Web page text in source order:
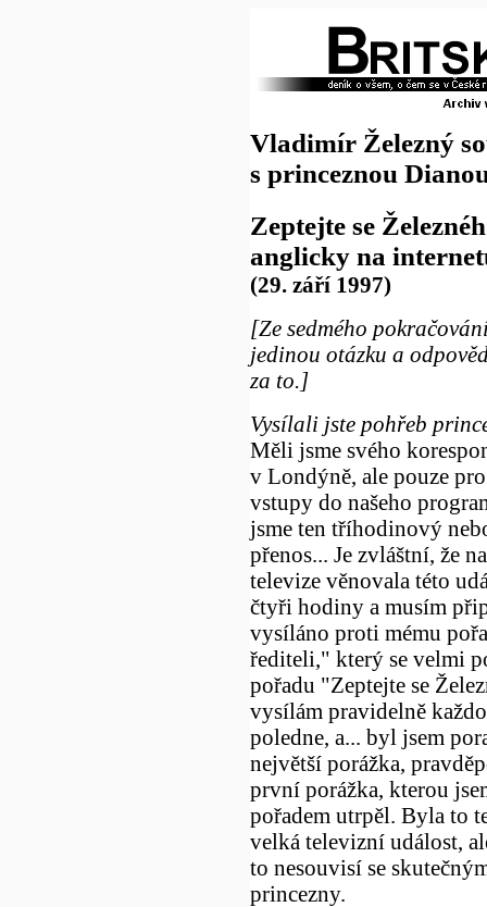
Vladimír Železný
s princeznou
Zeptejte se
anglicky na
(29. září 1997)
[Ze sedmého
jedinou otázku a
za to.]
Vysílali jste pohřeb
Měli jsme svého
v Londýně, ale pouze
vstupy do našeho
jsme ten tříhodinový
přenos... Je zvláštní, že
televize věnovala této
čtyři hodiny a musím
vysíláno proti mému
řediteli," který se velmi
pořadu "Zeptejte se
vysílám pravidelně
poledne, a... byl jsem
největší porážka,
první porážka, kterou
pořadem utrpěl. Byla to
velká televizní událost,
to nesouvisí se
princezny.